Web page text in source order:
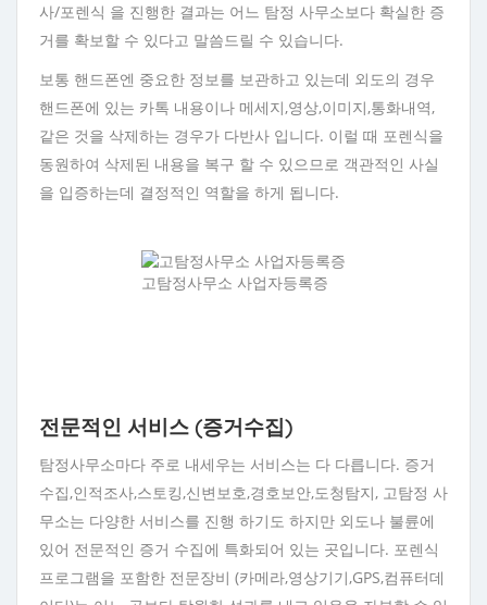
사/포렌식 을 진행한 결과는 어느 탐정 사무소보다 확실한 증
거를 확보할 수 있다고 말씀드릴 수 있습니다.
보통 핸드폰엔 중요한 정보를 보관하고 있는데 외도의 경우
핸드폰에 있는 카톡 내용이나 메세지,영상,이미지,통화내역,
같은 것을 삭제하는 경우가 다반사 입니다. 이럴 때 포렌식을
동원하여 삭제된 내용을 복구 할 수 있으므로 객관적인 사실
을 입증하는데 결정적인 역할을 하게 됩니다.
고탐정사무소 사업자등록증
전문적인 서비스 (증거수집)
탐정사무소마다 주로 내세우는 서비스는 다 다릅니다. 증거
수집,인적조사,스토킹,신변보호,경호보안,도청탐지, 고탐정 사
무소는 다양한 서비스를 진행 하기도 하지만 외도나 불륜에
있어 전문적인 증거 수집에 특화되어 있는 곳입니다. 포렌식
프로그램을 포함한 전문장비 (카메라,영상기기,GPS,컴퓨터데